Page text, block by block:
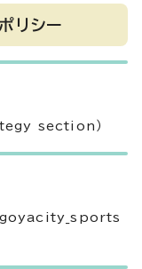
リシー
section）